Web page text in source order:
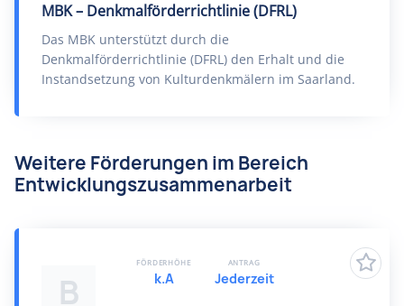
MBK – Denkmalförderrichtlinie (DFRL)
Das MBK unterstützt durch die
Denkmalförderrichtlinie (DFRL) den Erhalt und die
Instandsetzung von Kulturdenkmälern im Saarland.
Weitere Förderungen im Bereich
Entwicklungszusammenarbeit
B
FÖRDERHÖHE
k.A
ANTRAG
Jederzeit